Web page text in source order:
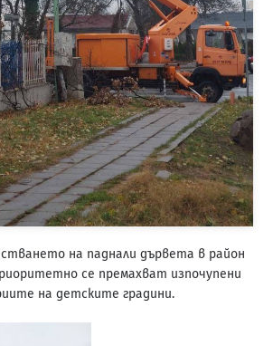
на паднали дървета в район
се премахват изпочупени
на детските градини.